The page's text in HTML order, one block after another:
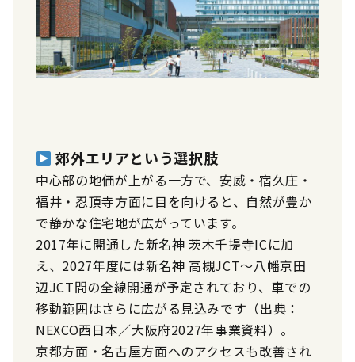
郊外エリアという選択肢
中心部の地価が上がる一方で、安威・宿久庄・
福井・忍頂寺方面に目を向けると、自然が豊か
で静かな住宅地が広がっています。
2017年に開通した新名神 茨木千提寺ICに加
え、2027年度には新名神 高槻JCT～八幡京田
辺JCT間の全線開通が予定されており、車での
移動範囲はさらに広がる見込みです（出典：
NEXCO西日本／大阪府2027年事業資料）。
京都方面・名古屋方面へのアクセスも改善され